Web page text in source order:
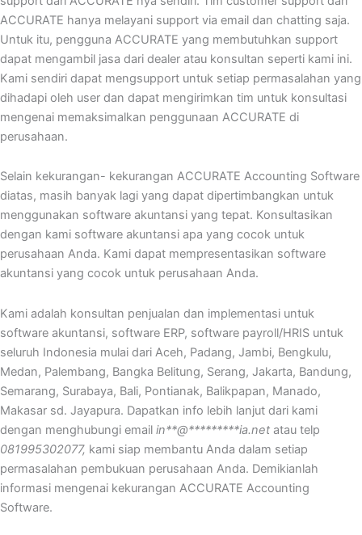
ACCURATE hanya melayani support via email dan chatting saja.
Untuk itu, pengguna ACCURATE yang membutuhkan support
dapat mengambil jasa dari dealer atau konsultan seperti kami ini.
Kami sendiri dapat mengsupport untuk setiap permasalahan yang
dihadapi oleh user dan dapat mengirimkan tim untuk konsultasi
mengenai memaksimalkan penggunaan ACCURATE di
perusahaan.
Selain kekurangan- kekurangan ACCURATE Accounting Software
diatas, masih banyak lagi yang dapat dipertimbangkan untuk
menggunakan software akuntansi yang tepat. Konsultasikan
dengan kami software akuntansi apa yang cocok untuk
perusahaan Anda. Kami dapat mempresentasikan software
akuntansi yang cocok untuk perusahaan Anda.
Kami adalah konsultan penjualan dan implementasi untuk
software akuntansi, software ERP, software payroll/HRIS untuk
seluruh Indonesia mulai dari Aceh, Padang, Jambi, Bengkulu,
Medan, Palembang, Bangka Belitung, Serang, Jakarta, Bandung,
Semarang, Surabaya, Bali, Pontianak, Balikpapan, Manado,
Makasar sd. Jayapura. Dapatkan info lebih lanjut dari kami
dengan menghubungi email in**@*********ia.net atau telp
081995302077, kami siap membantu Anda dalam setiap
permasalahan pembukuan perusahaan Anda. Demikianlah
informasi mengenai kekurangan ACCURATE Accounting
Software.